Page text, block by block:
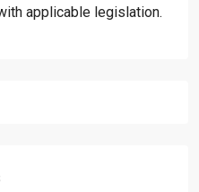
applicable legislation.